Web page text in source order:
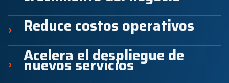
› Reduce costos operativos
› Acelera el despliegue de
nuevos servicios